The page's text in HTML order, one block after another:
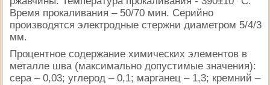
Время прокаливания – 50/70 мин. Серийно
производятся электродные стержни диаметром 5/4/3
мм.
Процентное содержание химических элементов в
металле шва (максимально допустимые значения):
сера – 0,03; углерод – 0,1; марганец – 1,3; кремний –